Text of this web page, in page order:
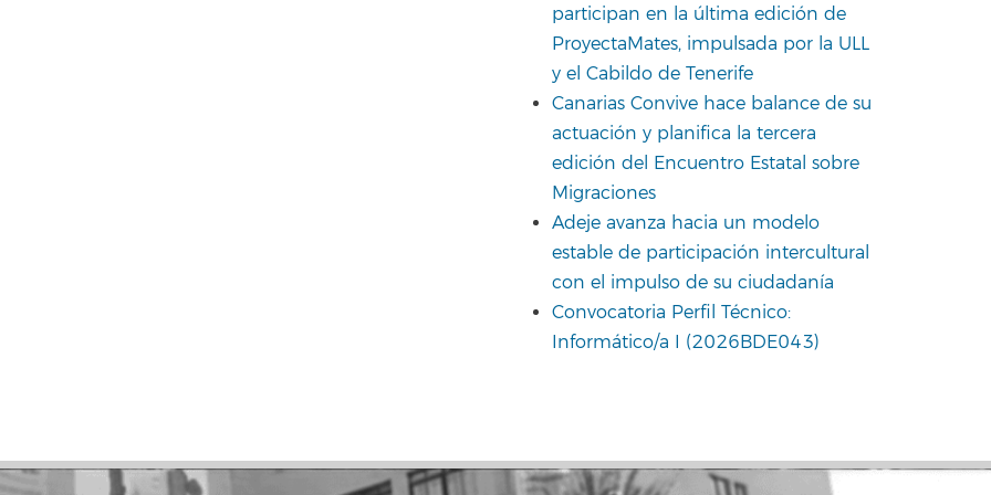
participan en la última edición de
ProyectaMates, impulsada por la ULL
y el Cabildo de Tenerife
Canarias Convive hace balance de su
actuación y planifica la tercera
edición del Encuentro Estatal sobre
Migraciones
Adeje avanza hacia un modelo
estable de participación intercultural
con el impulso de su ciudadanía
Convocatoria Perfil Técnico:
Informático/a I (2026BDE043)